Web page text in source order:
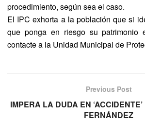
procedimiento, según sea el caso.
El IPC exhorta a la población que si
que ponga en riesgo su patrimonio
contacte a la Unidad Municipal de
Previous Post
IMPERA LA DUDA EN
FERNÁNDEZ